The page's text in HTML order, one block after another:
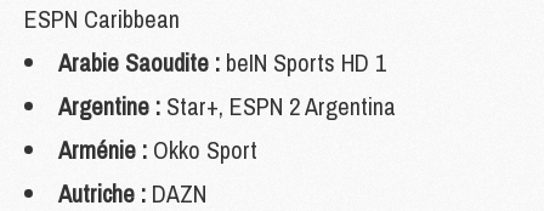
ESPN Caribbean
Arabie Saoudite : beIN Sports HD 1
Argentine : Star+, ESPN 2 Argentina
Arménie : Okko Sport
Autriche : DAZN